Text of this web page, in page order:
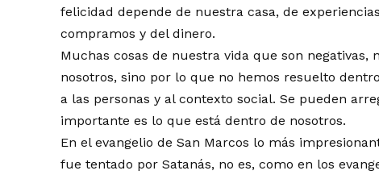
felicidad depende de nuestra casa, de
compramos y del dinero.
Muchas cosas de nuestra vida que son
nosotros, sino por lo que no hemos resuelto
a las personas y al contexto social. Se pueden
importante es lo que está dentro de nosotros.
En el evangelio de San Marcos lo más
fue tentado por Satanás, no es, como en los